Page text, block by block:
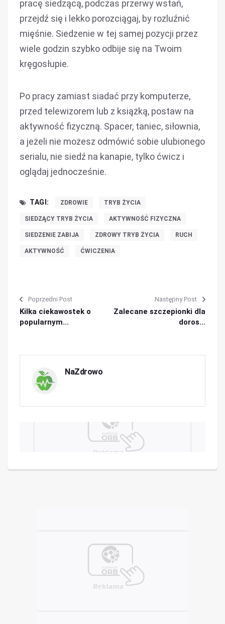
pracę siedzącą, podczas przerwy wstań,
przejdź się i lekko porozciągaj, by rozluźnić
mięśnie. Siedzenie w tej samej pozycji przez
wiele godzin szybko odbije się na Twoim
kręgosłupie.
Po pracy zamiast siadać przy komputerze,
przed telewizorem lub z książką, postaw na
aktywność fizyczną. Spacer, taniec, siłownia,
a jeżeli nie możesz odmówić sobie ulubionego
serialu, nie siedź na kanapie, tylko ćwicz i
oglądaj jednocześnie.
TAGI: ZDROWIE TRYB ŻYCIA
SIEDZĄCY TRYB ŻYCIA AKTYWNOŚĆ FIZYCZNA
SIEDZENIE ZABIJA ZDROWY TRYB ŻYCIA RUCH
AKTYWNOŚĆ ĆWICZENIA
Poprzedni Post
Kilka ciekawostek o
popularnym...
Następny Post
Zalecane szczepionki dla
doros...
NaZdrowo